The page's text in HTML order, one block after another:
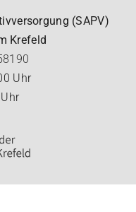
(SAPV)
Krefeld
Uhr